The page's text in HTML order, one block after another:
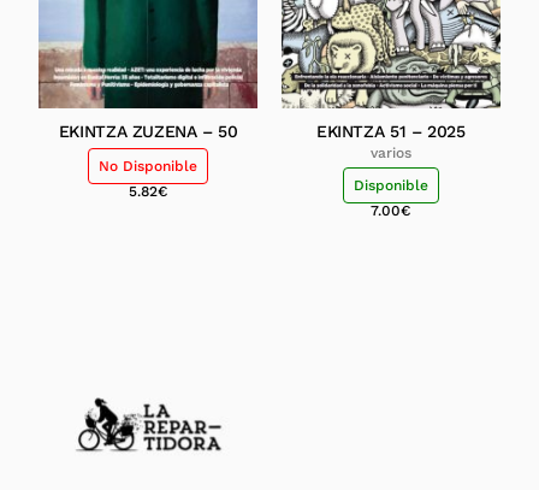
EKINTZA ZUZENA – 50
No Disponible
5.82€
EKINTZA 51 – 2025
varios
Disponible
7.00€